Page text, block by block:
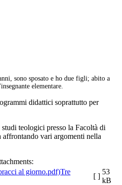
sono sposato e ho due figli; abito a
elementare.
didattici soprattutto per
teologici presso la Facoltà di
vari argomenti nella
Tre
[ ]
53
kB